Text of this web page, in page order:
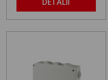
DETALII